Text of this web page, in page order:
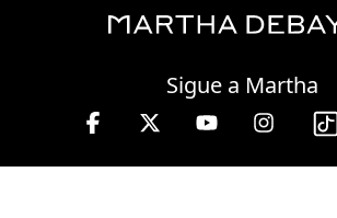
Sigue a Martha